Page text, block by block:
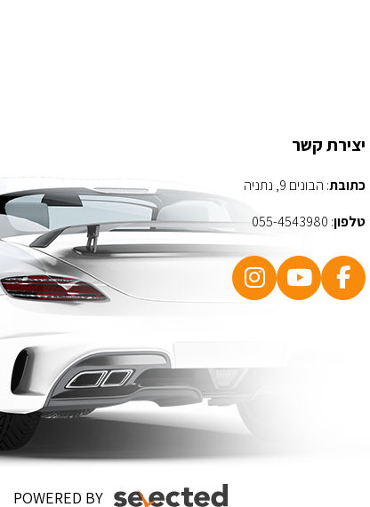
יצירת קשר
כתובת: הבונים 9, נתניה
טלפון:
055-4543980
POWERED BY